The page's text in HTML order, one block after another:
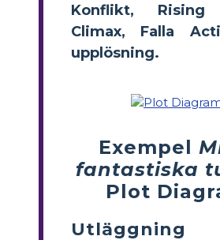
Konflikt, Rising
Climax, Falla
upplösning.
Exempel
fantastiska
Plot
Utläggning